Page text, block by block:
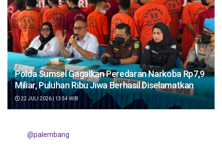
Polda Sumsel Gagalkan Peredaran Narkoba Rp7,9
Miliar, Puluhan Ribu Jiwa Berhasil Diselamatkan
22 JULI 2026 | 13:54 WIB
@palembang